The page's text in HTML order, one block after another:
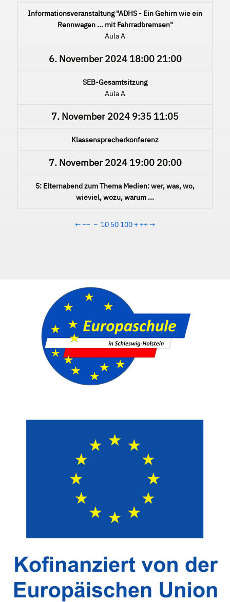
Informationsveranstaltung "ADHS - Ein Gehirn wie ein
Rennwagen ... mit Fahrradbremsen"
Aula A
6. November 202418:00 21:00
SEB-Gesamtsitzung
Aula A
7. November 2024 9:35 11:05
Klassensprecherkonferenz
7. November 202419:00 20:00
5: Elternabend zum Thema Medien: wer, was, wo,
wieviel, wozu, warum ...
← −− − 10 50 100 + ++→